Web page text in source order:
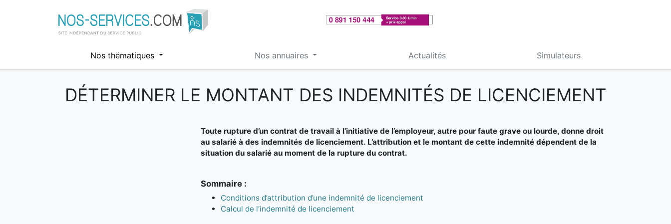
Aller au contenu principal
Nos thématiques Nos annuaires Actualités Simulateurs
DÉTERMINER LE MONTANT DES INDEMNITÉS DE LICENCIEMENT
Toute rupture d’un contrat de travail à l’initiative de l’employeur, autre pour faute grave ou lourde, donne droit
au salarié à des indemnités de licenciement. L’attribution et le montant de cette indemnité dépendent de la
situation du salarié au moment de la rupture du contrat.
Sommaire :
Conditions d’attribution d’une indemnité de licenciement
Calcul de l’indemnité de licenciement